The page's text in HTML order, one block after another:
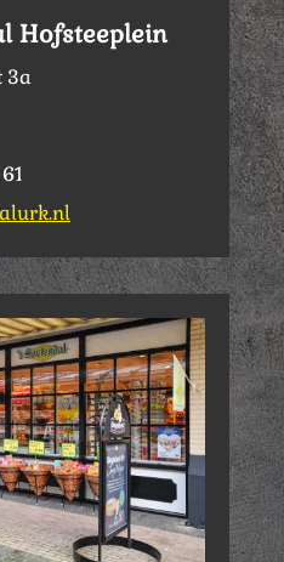
Hofsteeplein
3a